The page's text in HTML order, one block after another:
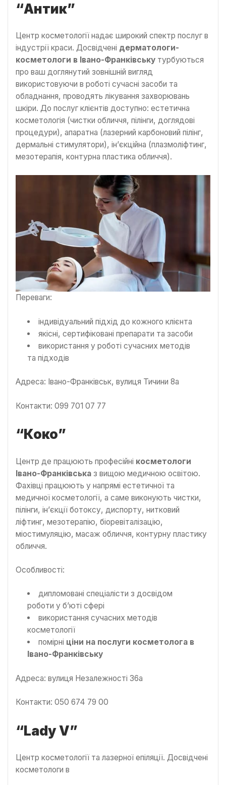
“Антик”
Центр косметології надає широкий спектр послуг в
індустрії краси. Досвідчені дерматологи-
косметологи в Івано-Франківську турбуються
про ваш доглянутий зовнішній вигляд
використовуючи в роботі сучасні засоби та
обладнання, проводять лікування захворювань
шкіри. До послуг клієнтів доступно: естетична
косметологія (чистки обличчя, пілінги, доглядові
процедури), апаратна (лазерний карбоновий пілінг,
дермальні стимулятори), ін’єкційна (плазмоліфтинг,
мезотерапія, контурна пластика обличчя).
Переваги:
індивідуальний підхід до кожного клієнта
якісні, сертифіковані препарати та засоби
використання у роботі сучасних методів
та підходів
Адреса: Івано-Франківськ, вулиця Тичини 8а
Контакти: 099 701 07 77
“Коко”
Центр де працюють професійні косметологи
Івано-Франківська з вищою медичною освітою.
Фахівці працюють у напрямі естетичної та
медичної косметології, а саме виконують чистки,
пілінги, ін’єкції ботоксу, диспорту, нитковий
ліфтинг, мезотерапію, біоревіталізацію,
міостимуляцію, масаж обличчя, контурну пластику
обличчя.
Особливості:
дипломовані спеціалісти з досвідом
роботи у б’юті сфері
використання сучасних методів
косметології
помірні ціни на послуги косметолога в
Івано-Франківську
Адреса: вулиця Незалежності 36а
Контакти: 050 674 79 00
“Lady V”
Центр косметології та лазерної епіляції. Досвідчені
косметологи в